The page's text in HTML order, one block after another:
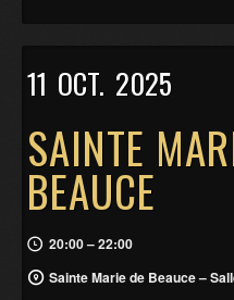
11 OCT. 2025
SAINTE
BEAUCE
20:00 – 22:00
Sainte Marie de Beauce –